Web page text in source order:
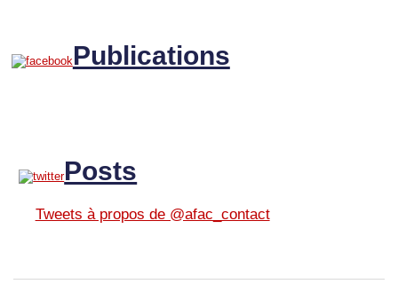
Publications
Posts
Tweets à propos de @afac_contact